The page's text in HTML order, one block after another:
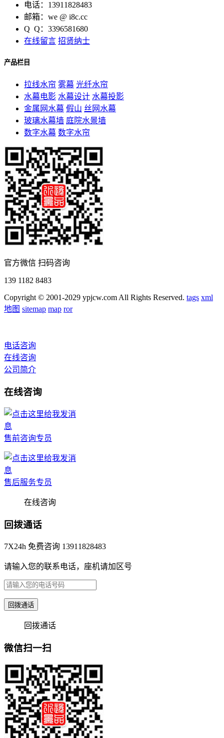
电话：13911828483
邮箱：we @ i8c.cc
Q Q：3396581680
在线留言 招贤纳士
产品栏目
拉线水帘 雾幕 光纤水帘
水幕电影 水幕设计 水幕投影
金属网水幕 假山 丝网水幕
玻璃水幕墙 庭院水景墙
数字水幕 数字水帘
官方微信 扫码咨询
139 1182 8483
Copyright © 2001-2029 ypjcw.com All Rights Reserved. tags xml
地图 sitemap map ror
电话咨询
在线咨询
公司简介
在线咨询
售前咨询专员
售后服务专员
在线咨询
回拨通话
7X24h 免费咨询 13911828483
请输入您的联系电话，座机请加区号
回拨通话
回拨通话
微信扫一扫